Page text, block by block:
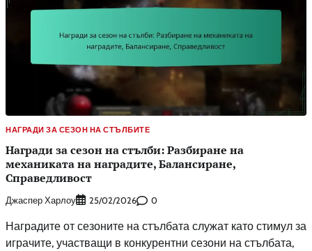
НАГРАДИ ЗА СЕЗОН НА СТЪЛБИТЕ
Награди за сезон на стълби: Разбиране на
механиката на наградите, Балансиране,
Справедливост
Джаспер Харлоу 25/02/2026 0
Наградите от сезоните на стълбата служат като стимул за
играчите, участващи в конкурентни сезони на стълбата,